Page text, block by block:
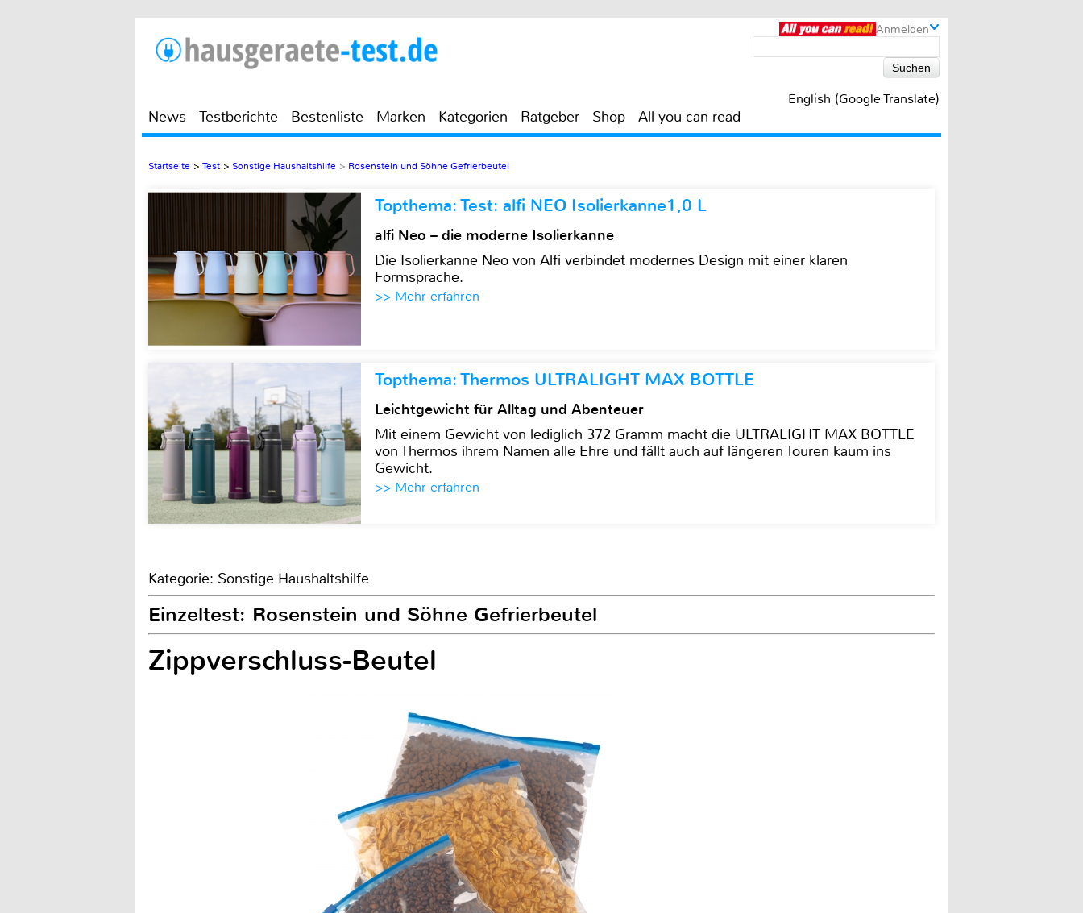
Anmelden
English (Google Translate)
News Testberichte Bestenliste Marken Kategorien Ratgeber Shop All you can read
Startseite > Test > Sonstige Haushaltshilfe > Rosenstein und Söhne Gefrierbeutel
Topthema: Test: alfi NEO Isolierkanne1,0 L
alfi Neo – die moderne Isolierkanne
Die Isolierkanne Neo von Alfi verbindet modernes Design mit einer klaren
Formsprache.
>> Mehr erfahren
Topthema: Thermos ULTRALIGHT MAX BOTTLE
Leichtgewicht für Alltag und Abenteuer
Mit einem Gewicht von lediglich 372 Gramm macht die ULTRALIGHT MAX BOTTLE
von Thermos ihrem Namen alle Ehre und fällt auch auf längeren Touren kaum ins
Gewicht.
>> Mehr erfahren
Kategorie: Sonstige Haushaltshilfe
Einzeltest: Rosenstein und Söhne Gefrierbeutel
Zippverschluss-Beutel